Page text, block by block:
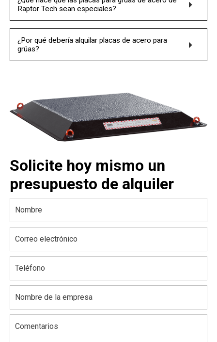
Raptor Tech sean especiales?
¿Por qué debería alquilar placas de acero para
grúas?
Solicite hoy mismo un
presupuesto de alquiler